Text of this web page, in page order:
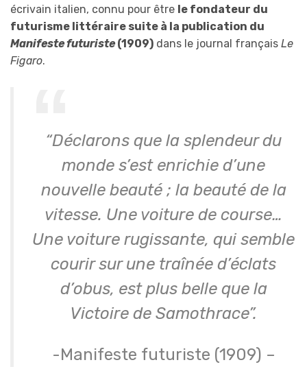
écrivain italien, connu pour être le fondateur du
futurisme littéraire suite à la publication du
Manifeste futuriste(1909) dans le journal français Le
Figaro.
“Déclarons que la splendeur du
monde s’est enrichie d’une
nouvelle beauté ; la beauté de la
vitesse. Une voiture de course…
Une voiture rugissante, qui semble
courir sur une traînée d’éclats
d’obus, est plus belle que la
Victoire de Samothrace”.
-Manifeste futuriste (1909) –